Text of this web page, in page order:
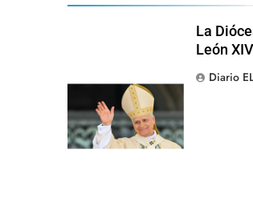
La
León
Diario